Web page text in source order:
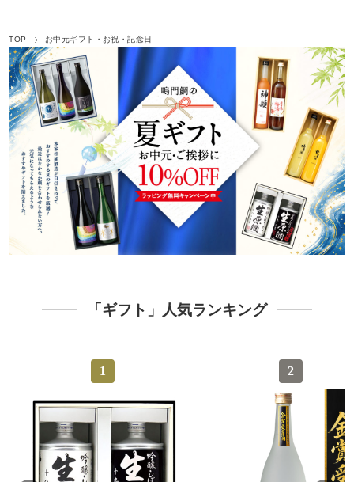
TOP お中元ギフト・お祝・記念日
「ギフト」人気ランキング
1 2